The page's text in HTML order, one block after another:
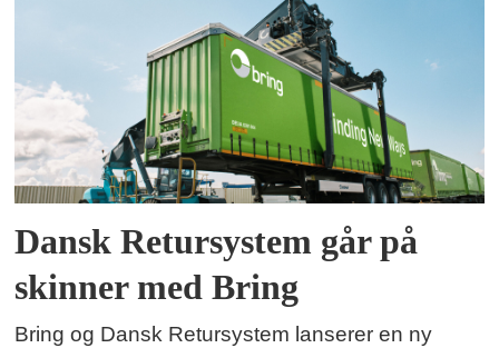
Dansk Retursystem går på
skinner med Bring
Bring og Dansk Retursystem lanserer en ny